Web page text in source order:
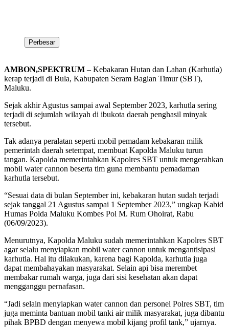
Perbesar
AMBON,SPEKTRUM – Kebakaran Hutan dan Lahan (Karhutla)
kerap terjadi di Bula, Kabupaten Seram Bagian Timur (SBT),
Maluku.
Sejak akhir Agustus sampai awal September 2023, karhutla sering
terjadi di sejumlah wilayah di ibukota daerah penghasil minyak
tersebut.
Tak adanya peralatan seperti mobil pemadam kebakaran milik
pemerintah daerah setempat, membuat Kapolda Maluku turun
tangan. Kapolda memerintahkan Kapolres SBT untuk mengerahkan
mobil water cannon beserta tim guna membantu pemadaman
karhutla tersebut.
“Sesuai data di bulan September ini, kebakaran hutan sudah terjadi
sejak tanggal 21 Agustus sampai 1 September 2023,” ungkap Kabid
Humas Polda Maluku Kombes Pol M. Rum Ohoirat, Rabu
(06/09/2023).
Menurutnya, Kapolda Maluku sudah memerintahkan Kapolres SBT
agar selalu menyiapkan mobil water cannon untuk mengantisipasi
karhutla. Hal itu dilakukan, karena bagi Kapolda, karhutla juga
dapat membahayakan masyarakat. Selain api bisa merembet
membakar rumah warga, juga dari sisi kesehatan akan dapat
mengganggu pernafasan.
“Jadi selain menyiapkan water cannon dan personel Polres SBT, tim
juga meminta bantuan mobil tanki air milik masyarakat, juga dibantu
pihak BPBD dengan menyewa mobil kijang profil tank,” ujarnya.